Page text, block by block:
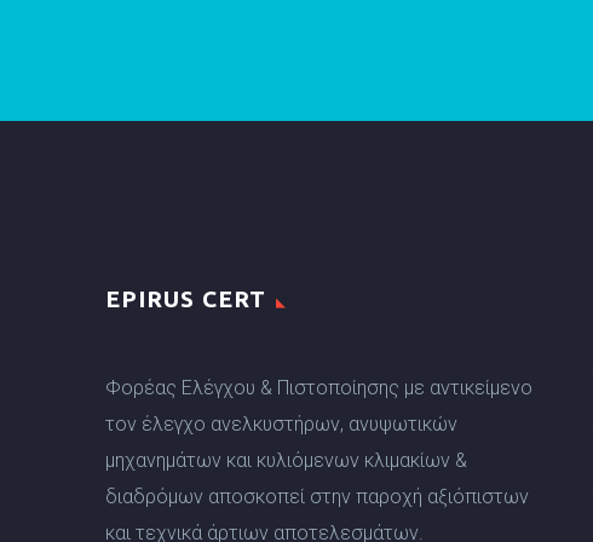
EPIRUS CERT
Φορέας Ελέγχου & Πιστοποίησης με αντικείμενο
τον έλεγχο ανελκυστήρων, ανυψωτικών
μηχανημάτων και κυλιόμενων κλιμακίων &
διαδρόμων αποσκοπεί στην παροχή αξιόπιστων
και τεχνικά άρτιων αποτελεσμάτων.